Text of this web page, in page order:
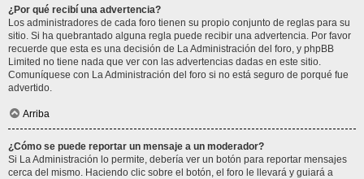
¿Por qué recibí una advertencia?
Los administradores de cada foro tienen su propio conjunto de reglas para su
sitio. Si ha quebrantado alguna regla puede recibir una advertencia. Por favor
recuerde que esta es una decisión de La Administración del foro, y phpBB
Limited no tiene nada que ver con las advertencias dadas en este sitio.
Comuníquese con La Administración del foro si no está seguro de porqué fue
advertido.
Arriba
¿Cómo se puede reportar un mensaje a un moderador?
Si La Administración lo permite, debería ver un botón para reportar mensajes
cerca del mismo. Haciendo clic sobre el botón, el foro le llevará y guiará a